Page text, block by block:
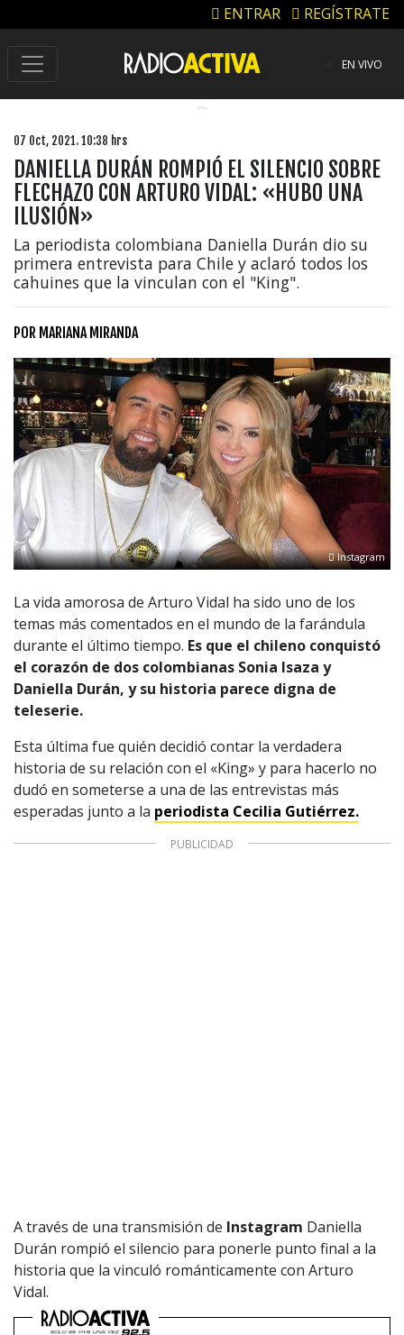
ENTRAR REGÍSTRATE
EN VIVO
07 Oct, 2021. 10:38 hrs
DANIELLA DURÁN ROMPIÓ EL SILENCIO SOBRE
FLECHAZO CON ARTURO VIDAL: «HUBO UNA
ILUSIÓN»
La periodista colombiana Daniella Durán dio su
primera entrevista para Chile y aclaró todos los
cahuines que la vinculan con el "King".
POR MARIANA MIRANDA
Instagram
La vida amorosa de Arturo Vidal ha sido uno de los
temas más comentados en el mundo de la farándula
durante el último tiempo. Es que el chileno conquistó
el corazón de dos colombianas Sonia Isaza y
Daniella Durán, y su historia parece digna de
teleserie.
Esta última fue quién decidió contar la verdadera
historia de su relación con el «King» y para hacerlo no
dudó en someterse a una de las entrevistas más
esperadas junto a la periodista Cecilia Gutiérrez.
A través de una transmisión de Instagram Daniella
Durán rompió el silencio para ponerle punto final a la
historia que la vinculó románticamente con Arturo
Vidal.